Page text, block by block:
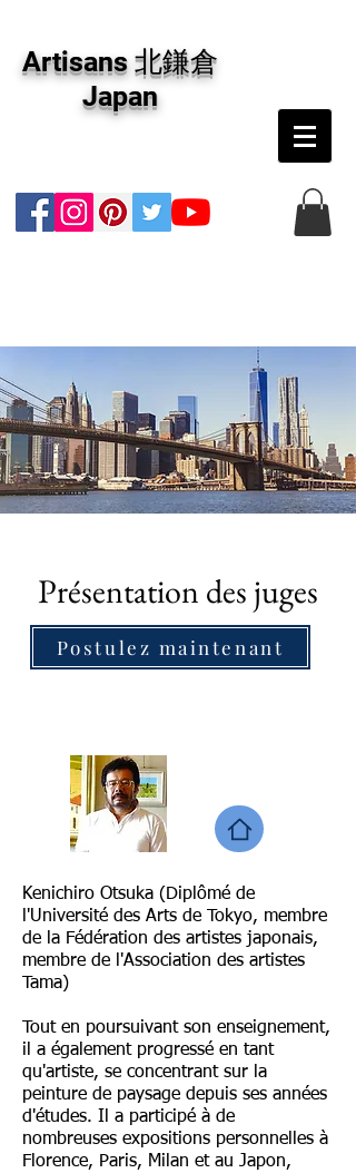
版画・切り絵など、コンテンポラリー並びにフ
ァインアートのオンライン販売をしています。
日本国内の抽象画・具象画の画家に加え、海外
のアーティストの作品もお取り寄せ頂けます。
インテリアとして、大切な方へのギフトとし
Artisans 北鎌倉
Japan
Présentation des juges
Postulez maintenant
Kenichiro Otsuka (Diplômé de
l'Université des Arts de Tokyo, membre
de la Fédération des artistes japonais,
membre de l'Association des artistes
Tama)
Tout en poursuivant son enseignement,
il a également progressé en tant
qu'artiste, se concentrant sur la
peinture de paysage depuis ses années
d'études. Il a participé à de
nombreuses expositions personnelles à
Florence, Paris, Milan et au Japon,